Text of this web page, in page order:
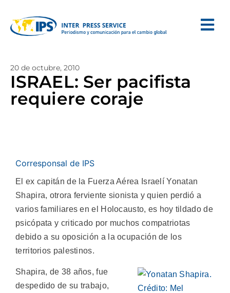
20 de octubre, 2010
ISRAEL: Ser pacifista
requiere coraje
Corresponsal de IPS
El ex capitán de la Fuerza Aérea Israelí Yonatan
Shapira, otrora ferviente sionista y quien perdió a
varios familiares en el Holocausto, es hoy tildado de
psicópata y criticado por muchos compatriotas
debido a su oposición a la ocupación de los
territorios palestinos.
Shapira, de 38 años, fue
despedido de su trabajo,